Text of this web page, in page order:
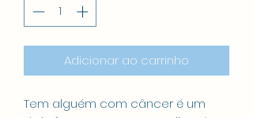
Adicionar ao carrinho
Tem alguém com câncer é um